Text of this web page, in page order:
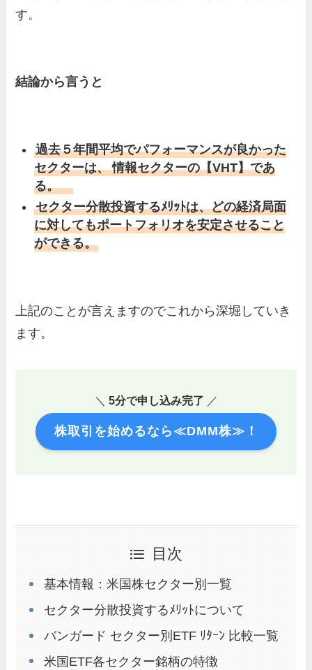
す。
結論から言うと
過去５年間平均でパフォーマンスが良かった
セクターは、 情報セクターの【VHT】であ
る。
セクター分散投資するﾒﾘｯﾄは、どの経済局面
に対してもポートフォリオを安定させること
ができる。
上記のことが言えますのでこれから深堀していき
ます。
＼ 5分で申し込み完了 ／
株取引を始めるなら≪DMM株≫！
目次
基本情報：米国株セクター別一覧
セクター分散投資するﾒﾘｯﾄについて
バンガード セクター別ETF ﾘﾀｰﾝ 比較一覧
米国ETF各セクター銘柄の特徴